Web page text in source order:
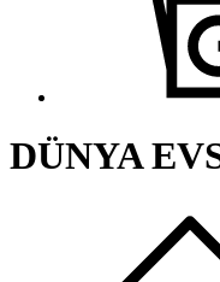
DÜNYA